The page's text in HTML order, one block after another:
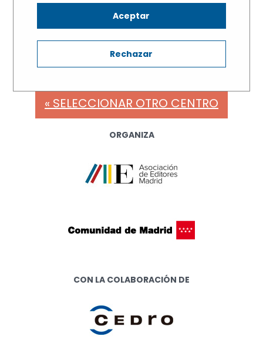
Jaime Martínez de Ceano-Vivas
« SELECCIONAR OTRO CENTRO
ORGANIZA
CON LA COLABORACIÓN DE
Aceptar
Rechazar